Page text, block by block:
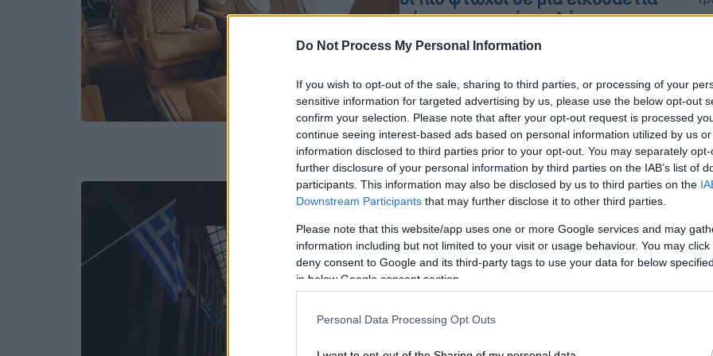
Do Not Process My Personal Information
If you wish to opt-out of the sale, sharing to third parties, or processing of your
sensitive information for targeted advertising by us, please use the below opt-out
confirm your selection. Please note that after your opt-out request is processed
continue seeing interest-based ads based on personal information utilized by us
information disclosed to third parties prior to your opt-out. You may separately
further disclosure of your personal information by third parties on the IAB’s list of
participants. This information may also be disclosed by us to third parties on the
Downstream Participants that may further disclose it to other third parties.
Please note that this website/app uses one or more Google services and may
information including but not limited to your visit or usage behaviour. You may
deny consent to Google and its third-party tags to use your data for below
in below Google consent section.
Personal Data Processing Opt Outs
σύμφωνα με νέα μελέτη
Τα ευρήματα αναδεικνύουν το χάσμα
ευθύνεται για την κλιματική κρίση και
των απλών πολιτών, οι οποίοι ακόμα
και στις αναπτυγμένες χώρες έχει
μικρότερο αποτύπωμα άνθρακα
Απόψεις|17.10.2022 07:35
Φτώχεια που με κουρέλιασες... Σε
δεινή οικονομική κατάσταση
σχεδόν 7 στους 10 Έλληνες
Σε δεινή οικονομική κατάσταση
Έλληνες. Σύμφωνα με στοιχεία του